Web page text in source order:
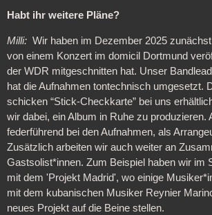
Habt ihr weitere Pläne?
Milli:Wir haben im Dezember 2025
von einem Konzert im domicil Dortmund
der WDR mitgeschnitten hat. Unser
hat die Aufnahmen tontechnisch umgesetzt.
schicken “Stick-Checkkarte” bei uns
wir dabei, ein Album in Ruhe zu produzieren.
federführend bei den Aufnahmen, als
Zusätzlich arbeiten wir auch weiter an
Gastsolist*innen. Zum Beispiel haben wir im
mit dem 'Projekt Madrid', wo einige
mit dem kubanischen Musiker Reynier
neues Projekt auf die Beine stellen.